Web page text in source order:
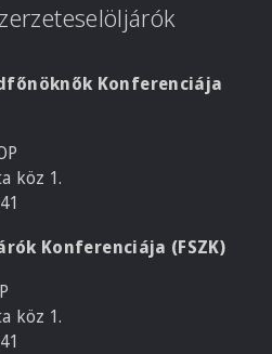
Konferenciája
köz 1.
Konferenciája (FSZK)
köz 1.